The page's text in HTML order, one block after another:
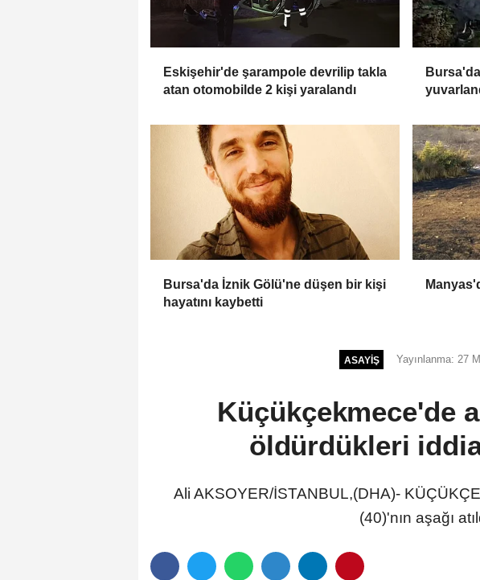
Eskişehir'de şarampole devrilip takla
atan otomobilde 2 kişi yaralandı
Bursa'da İznik Gölü'ne düşen bir kişi
hayatını kaybetti
ASAYIŞ Yayınlanma: 27
Küçükçekmece'de
öldürdükleri
Ali AKSOYER/İSTANBUL,(DHA)-
(40)'nın aşağı